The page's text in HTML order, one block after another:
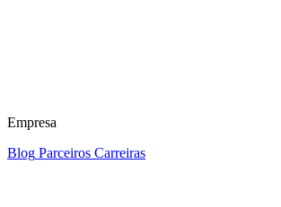
Empresa
Blog Parceiros Carreiras